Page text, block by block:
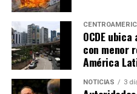
Por su parte, Hernández
porcentual del PIB que el
pierden aproximadamente
ingresos fiscales. Bajo esa
OCDE
con menor
América
NOTICIAS 3